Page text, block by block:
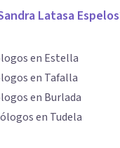
Latasa
en Estella
en Tafalla
en Burlada
en Tudela